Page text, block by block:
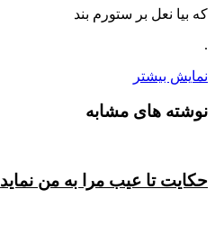
که بیا نعل بر ستورم بند
.
نمایش بیشتر
نوشته های مشابه
حکایت تا عیب مرا به من نماید